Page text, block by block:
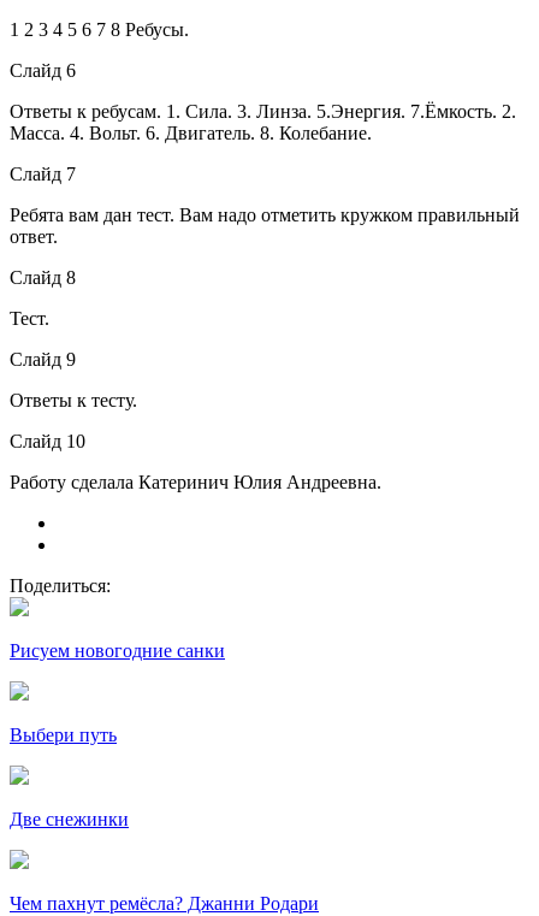
1 2 3 4 5 6 7 8 Ребусы.
Слайд 6
Ответы к ребусам. 1. Сила. 3. Линза. 5.Энергия. 7.Ёмкость. 2.
Масса. 4. Вольт. 6. Двигатель. 8. Колебание.
Слайд 7
Ребята вам дан тест. Вам надо отметить кружком правильный
ответ.
Слайд 8
Тест.
Слайд 9
Ответы к тесту.
Слайд 10
Работу сделала Катеринич Юлия Андреевна.
Поделиться:
Рисуем новогодние санки
Выбери путь
Две снежинки
Чем пахнут ремёсла? Джанни Родари